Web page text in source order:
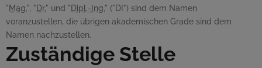
"Mag.", "Dr." und "Dipl.-Ing." ("DI") sind dem Namen
voranzustellen, die übrigen akademischen Grade sind dem
Namen nachzustellen.
Zuständige Stelle